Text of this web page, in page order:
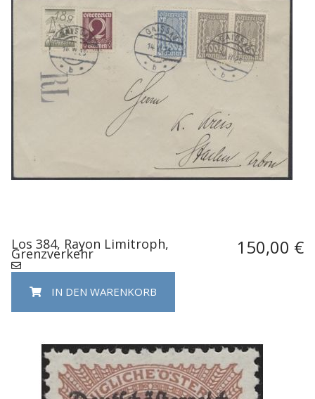
Los 384, Rayon Limitroph,
Grenzverkehr 150,00 €
IN DEN WARENKORB